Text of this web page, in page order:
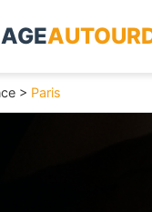
> Paris